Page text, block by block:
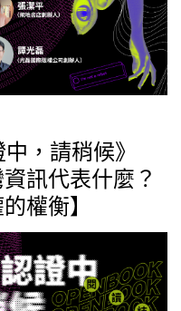
，請稍候》
訊代表什麼？
權衡】